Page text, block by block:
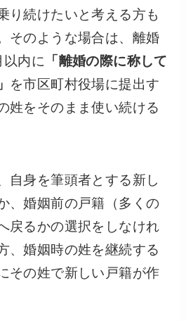
り続けたいと考える方も
そのような場合は、離婚
内に
「離婚の際に称して
を市区町村役場に提出す
姓をそのまま使い続ける
自身を筆頭者とする新し
、婚姻前の戸籍（多くの
戻るかの選択をしなけれ
、婚姻時の姓を継続する
その姓で新しい戸籍が作